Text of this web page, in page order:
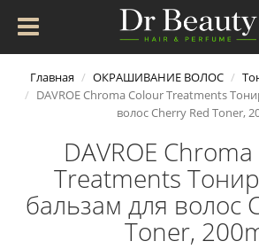
Главная ОКРАШИВАНИЕ ВОЛОС
DAVROE Chroma Colour Treatments
волос Cherry Red Toner,
DAVROE
Treatments
бальзам для волос
Toner,